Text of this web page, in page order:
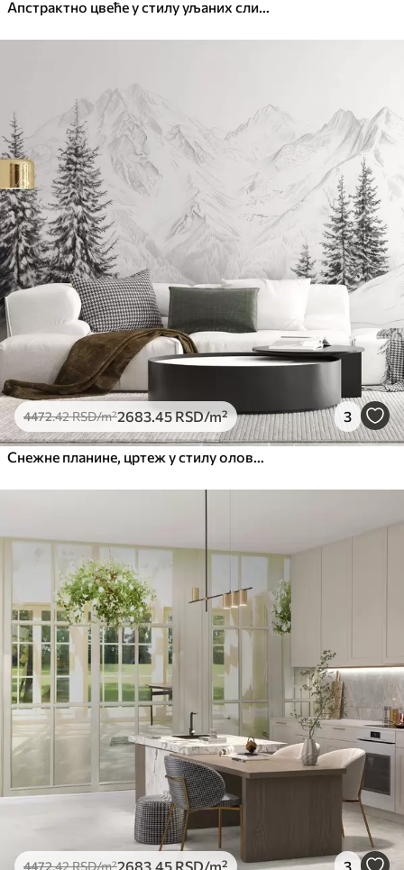
4472.42RSD/m²2683 .45RSD/m² 3
4472.42RSD/m²2683 .45 RSD/m² 3